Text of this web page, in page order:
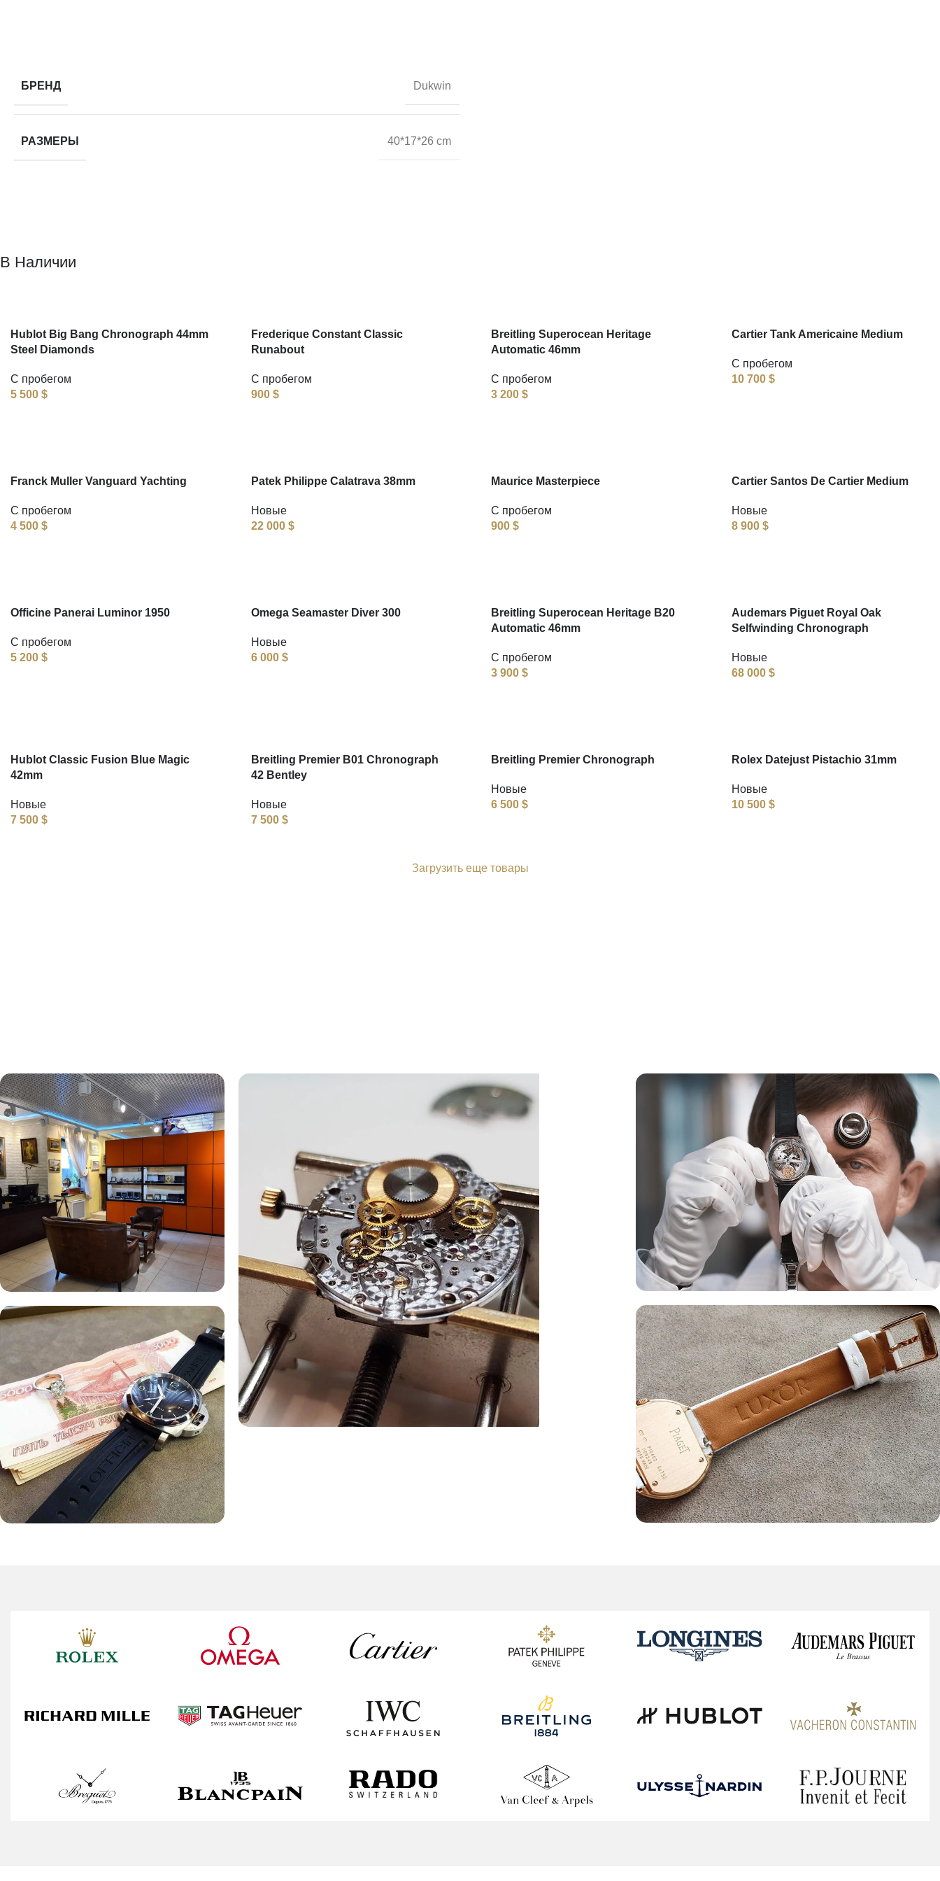
БРЕНД Dukwin
РАЗМЕРЫ 40*17*26 cm
В Наличии
Hublot Big Bang Chronograph 44mm
Steel Diamonds
С пробегом
5 500 $
Frederique Constant Classic
Runabout
С пробегом
900 $
Breitling Superocean Heritage
Automatic 46mm
С пробегом
3 200 $
Cartier Tank Americaine Medium
С пробегом
10 700 $
Franck Muller Vanguard Yachting
С пробегом
4 500 $
Patek Philippe Calatrava 38mm
Новые
22 000 $
Maurice Masterpiece
С пробегом
900 $
Cartier Santos De Cartier Medium
Новые
8 900 $
Officine Panerai Luminor 1950
С пробегом
5 200 $
Omega Seamaster Diver 300
Новые
6 000 $
Breitling Superocean Heritage B20
Automatic 46mm
С пробегом
3 900 $
Audemars Piguet Royal Oak
Selfwinding Chronograph
Новые
68 000 $
Hublot Classic Fusion Blue Magic
42mm
Новые
7 500 $
Breitling Premier B01 Chronograph
42 Bentley
Новые
7 500 $
Breitling Premier Chronograph
Новые
6 500 $
Rolex Datejust Pistachio 31mm
Новые
10 500 $
Загрузить еще товары
Комиссионная продажа Оценка часов
«luxor-watch.ru» готов предложить вам лучшие условия
оценки часов и лучшие цены на изделия.
Подробнее